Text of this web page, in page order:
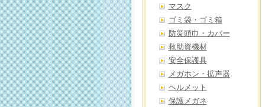
マスク
ゴミ袋・ゴミ箱
防災頭巾・カバー
救助資機材
安全保護具
メガホン・拡声器
ヘルメット
保護メガネ